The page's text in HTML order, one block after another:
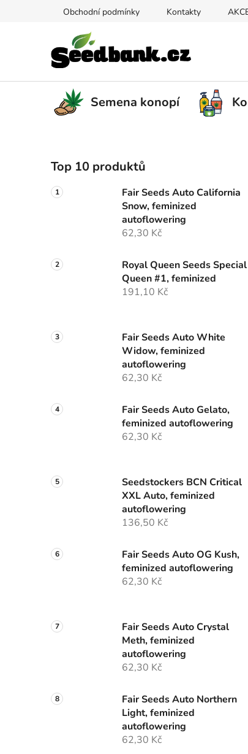
Obchodní podmínky Kontakty
Semena konopí
o
s
t
n
n
e
Top 10 produktů
Fair Seeds Auto California
Snow, feminized
autoflowering
62,30 Kč
Royal Queen Seeds Special
Queen #1, feminized
191,10 Kč
Fair Seeds Auto White
Widow, feminized
autoflowering
62,30 Kč
Fair Seeds Auto Gelato,
feminized autoflowering
62,30 Kč
Seedstockers BCN Critical
XXL Auto, feminized
autoflowering
136,50 Kč
Fair Seeds Auto OG Kush,
feminized autoflowering
62,30 Kč
Fair Seeds Auto Crystal
Meth, feminized
autoflowering
62,30 Kč
Fair Seeds Auto Northern
Light, feminized
autoflowering
62,30 Kč